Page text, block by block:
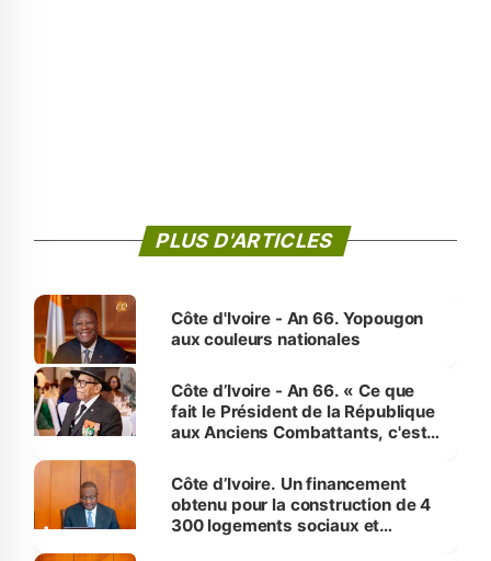
PLUS D'ARTICLES
Côte d'Ivoire - An 66. Yopougon
aux couleurs nationales
Côte d’Ivoire - An 66. « Ce que
fait le Président de la République
aux Anciens Combattants, c'est
Côte d’Ivoire. Un financement
obtenu pour la construction de 4
300 logements sociaux et